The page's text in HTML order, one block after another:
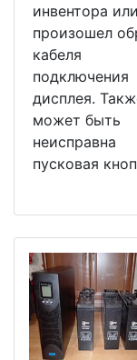
инвентора или
произошел
кабеля
подключения
дисплея.
может быть
неисправна
пусковая